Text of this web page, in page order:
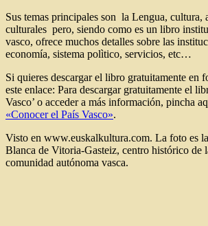
Sus temas principales son la Lengua, cultura,
culturales pero, siendo como es un libro
vasco, ofrece muchos detalles sobre las
economía, sistema polìtico, servicios, etc…
Si quieres descargar el libro gratuitamente en
este enlace: Para descargar gratuitamente el
Vasco’ o acceder a más información, pincha
«Conocer el País Vasco».
Visto en www.euskalkultura.com. La foto es
Blanca de Vitoria-Gasteiz, centro histórico de
comunidad autónoma vasca.